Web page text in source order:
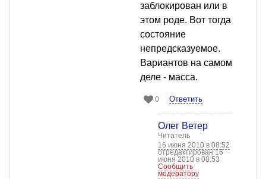
заблокирован или в
этом роде. Вот тогда
состояние
непредсказуемое.
Вариантов на самом
деле - масса.
0 Ответить
Олег Ветер
Читатель
16 июня 2010 в 08:52
отредактирован 16
июня 2010 в 08:53
Сообщить
модератору